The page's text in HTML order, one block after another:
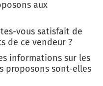
aux
vous satisfait de
de ce vendeur ?
informations sur les
proposons sont-elles